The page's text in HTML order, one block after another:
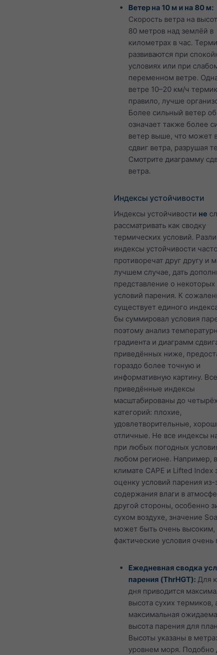
Ветер на 10 м и на 80 м:
Скорость ветра на
80 метров над землёй в
километрах в час.
развиваются при
условиях или при
переменном ветре.
ветре 10–20 км/ч
правило, лучше
Более сильный ветер
означает также более
ветер выше, что может
сдвиг ветра, разрушая
Смотрите диаграмму
ветра.
Индексы устойчивости
Индексы устойчивости не
рассматривать как сводку
термических условий.
индексы устойчивости
противоречат друг другу и
лучшем случае, дать
представление о некоторых
условий парения. К
существует единого
бы суммировал условия
поэтому анализ
градиента и диаграмм
приведённых ниже,
гораздо более точную и
информативную картину. Все
приведённые индексы
масштабированы до
категорий: плохие,
удовлетворительные,
отличные. Не все индексы
при любых погодных
любом регионе. Например,
климате CAPE и Lifted Index
оценку условий парения из-
содержания влаги в
другой стороны, особенно
сухом воздухе, значение
может быть очень высоким,
фактические условия очень
Ежедневная сводка
парения (ThrHGT): Для
дня приводится
высота сухих термиков,
максимальная
высота парения для
Высоты указаны в
уровнем моря. Подобно